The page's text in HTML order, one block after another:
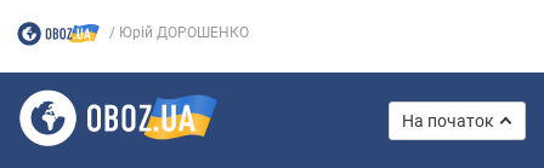
Юрій ДОРОШЕНКО
На початок